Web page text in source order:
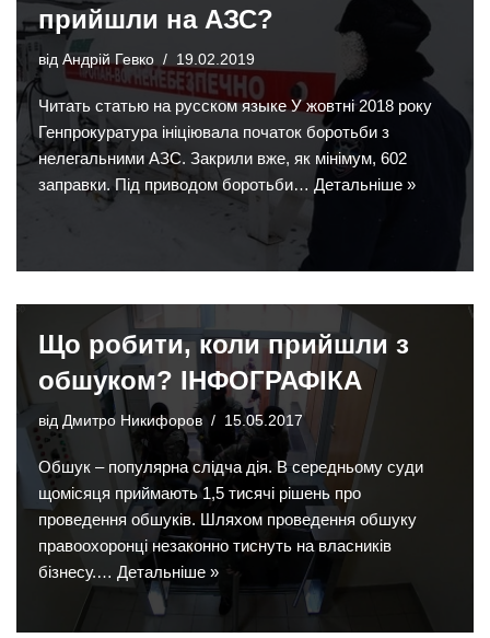
прийшли на АЗС?
від Андрій Гевко 19.02.2019
Читать статью на русском языке У жовтні 2018 року
Генпрокуратура ініціювала початок боротьби з
нелегальними АЗС. Закрили вже, як мінімум, 602
заправки. Під приводом боротьби… Детальніше »
Що робити, коли прийшли з
обшуком? ІНФОГРАФІКА
від Дмитро Никифоров 15.05.2017
Обшук – популярна слідча дія. В середньому суди
щомісяця приймають 1,5 тисячі рішень про
проведення обшуків. Шляхом проведення обшуку
правоохоронці незаконно тиснуть на власників
бізнесу.… Детальніше »